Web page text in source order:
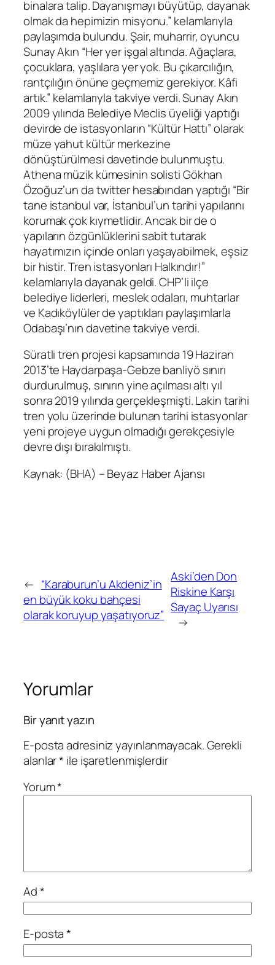
binalara talip. Dayanışmayı büyütüp, dayanak
olmak da hepimizin misyonu.” kelamlarıyla
paylaşımda bulundu. Şair, muharrir, oyuncu
Sunay Akın “Her yer işgal altında. Ağaçlara,
çocuklara, yaşlılara yer yok. Bu çıkarcılığın,
rantçılığın önüne geçmemiz gerekiyor. Kâfi
artık.” kelamlarıyla takviye verdi. Sunay Akın
2009 yılında Belediye Meclis üyeliği yaptığı
devirde de istasyonların “Kültür Hattı” olarak
müze yahut kültür merkezine
dönüştürülmesi davetinde bulunmuştu.
Athena müzik kümesinin solisti Gökhan
Özoğuz’un da twitter hesabından yaptığı “Bir
tane istanbul var, İstanbul’un tarihi yapılarını
korumak çok kıymetlidir. Ancak bir de o
yapıların özgünlüklerini sabit tutarak
hayatımızın içinde onları yaşayabilmek, eşsiz
bir histir. Tren istasyonları Halkındır!”
kelamlarıyla dayanak geldi. CHP’li ilçe
belediye liderleri, meslek odaları, muhtarlar
ve Kadıköylüler de yaptıkları paylaşımlarla
Odabaşı’nın davetine takviye verdi.
Süratli tren projesi kapsamında 19 Haziran
2013’te Haydarpaşa-Gebze banliyö sınırı
durdurulmuş, sınırın yine açılması altı yıl
sonra 2019 yılında gerçekleşmişti. Lakin tarihi
tren yolu üzerinde bulunan tarihi istasyonlar
yeni projeye uygun olmadığı gerekçesiyle
devre dışı bırakılmıştı.
Kaynak: (BHA) – Beyaz Haber Ajansı
← “Karaburun’u Akdeniz’in
en büyük koku bahçesi
olarak koruyup yaşatıyoruz”
Aski’den Don
Riskine Karşı
Sayaç Uyarısı
→
Yorumlar
Bir yanıt yazın
E-posta adresiniz yayınlanmayacak.Gerekli
alanlar* ile işaretlenmişlerdir
Yorum*
Ad*
E-posta*